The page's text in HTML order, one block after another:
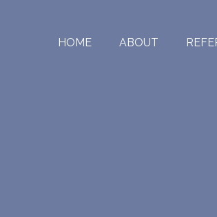
HOME ABOUT